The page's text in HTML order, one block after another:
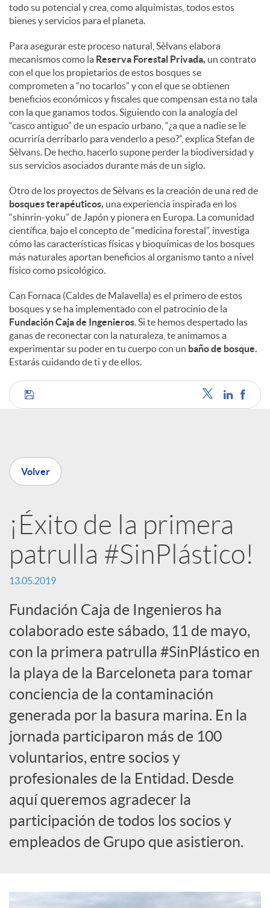
todo su potencial y crea, como alquimistas, todos estos
bienes y servicios para el planeta.
Para asegurar este proceso natural, Sèlvans elabora
mecanismos como la Reserva Forestal Privada, un contrato
con el que los propietarios de estos bosques se
comprometen a “no tocarlos” y con el que se obtienen
beneficios económicos y fiscales que compensan esta no tala
con la que ganamos todos. Siguiendo con la analogía del
“casco antiguo” de un espacio urbano, “¿a que a nadie se le
ocurriría derribarlo para venderlo a peso?”, explica Stefan de
Sèlvans. De hecho, hacerlo supone perder la biodiversidad y
sus servicios asociados durante más de un siglo.
Otro de los proyectos de Sèlvans es la creación de una red de
bosques terapéuticos, una experiencia inspirada en los
“shinrin-yoku” de Japón y pionera en Europa. La comunidad
científica, bajo el concepto de “medicina forestal”, investiga
cómo las características físicas y bioquímicas de los bosques
más naturales aportan beneficios al organismo tanto a nivel
físico como psicológico.
Can Fornaca (Caldes de Malavella) es el primero de estos
bosques y se ha implementado con el patrocinio de la
Fundación Caja de Ingenieros. Si te hemos despertado las
ganas de reconectar con la naturaleza, te animamos a
experimentar su poder en tu cuerpo con un baño de bosque.
Estarás cuidando de ti y de ellos.
C
o
m
p
a
r
t
i
r
e
n
R
Volver
¡Éxito de la primera
patrulla #SinPlástico!
13.05.2019
Fundación Caja de Ingenieros ha
colaborado este sábado, 11 de mayo,
con la primera patrulla #SinPlástico en
la playa de la Barceloneta para tomar
conciencia de la contaminación
generada por la basura marina. En la
jornada participaron más de 100
voluntarios, entre socios y
profesionales de la Entidad. Desde
aquí queremos agradecer la
participación de todos los socios y
empleados de Grupo que asistieron.